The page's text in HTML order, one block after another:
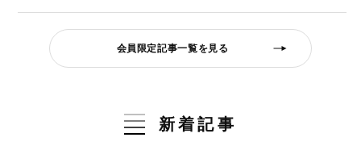
会員限定記事一覧を見る
新着記事